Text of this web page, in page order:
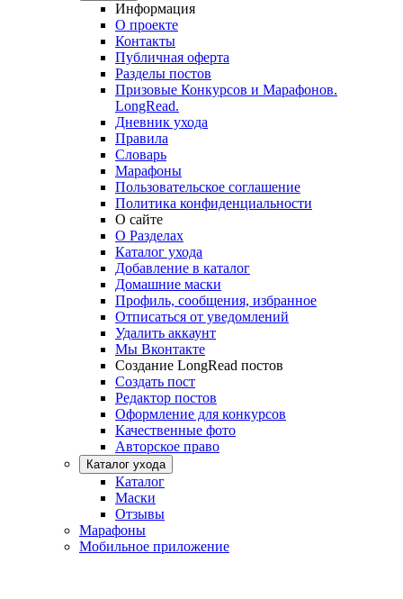
Информация
О проекте
Контакты
Публичная оферта
Разделы постов
Призовые Конкурсов и Марафонов.
LongRead.
Дневник ухода
Правила
Словарь
Марафоны
Пользовательское соглашение
Политика конфиденциальности
О сайте
О Разделах
Каталог ухода
Добавление в каталог
Домашние маски
Профиль, сообщения, избранное
Отписаться от уведомлений
Удалить аккаунт
Мы Вконтакте
Создание LongRead постов
Создать пост
Редактор постов
Оформление для конкурсов
Качественные фото
Авторское право
Каталог ухода
Каталог
Маски
Отзывы
Марафоны
Мобильное приложение